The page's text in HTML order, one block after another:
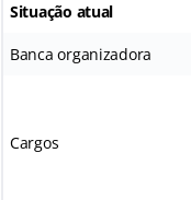
Situação atual
Banca organizadora
Cargos